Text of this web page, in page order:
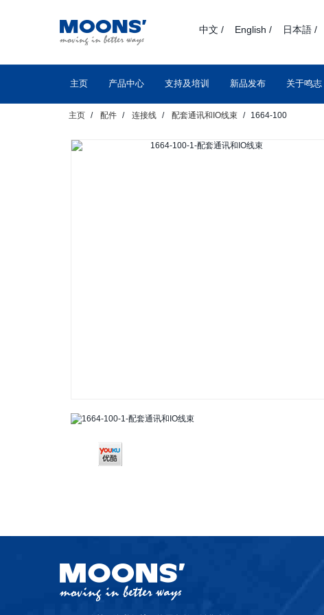
中文 / English / 日本語 /
主页 产品中心 支持及培训 新品发布 关于鸣志
主页 配件 连接线 配套通讯和IO线束 1664-100